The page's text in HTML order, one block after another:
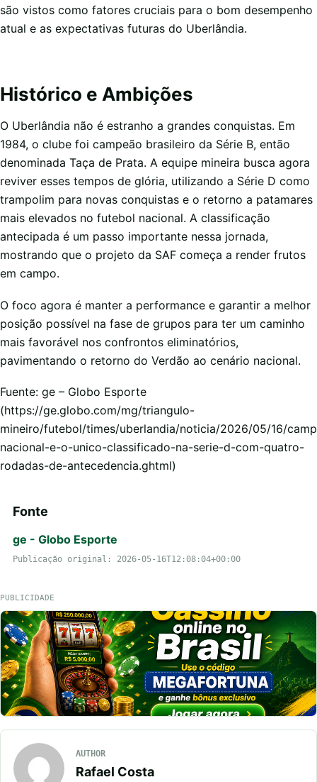
são vistos como fatores cruciais para o bom desempenho
atual e as expectativas futuras do Uberlândia.
Histórico e Ambições
O Uberlândia não é estranho a grandes conquistas. Em
1984, o clube foi campeão brasileiro da Série B, então
denominada Taça de Prata. A equipe mineira busca agora
reviver esses tempos de glória, utilizando a Série D como
trampolim para novas conquistas e o retorno a patamares
mais elevados no futebol nacional. A classificação
antecipada é um passo importante nessa jornada,
mostrando que o projeto da SAF começa a render frutos
em campo.
O foco agora é manter a performance e garantir a melhor
posição possível na fase de grupos para ter um caminho
mais favorável nos confrontos eliminatórios,
pavimentando o retorno do Verdão ao cenário nacional.
Fuente: ge – Globo Esporte
(https://ge.globo.com/mg/triangulo-
mineiro/futebol/times/uberlandia/noticia/2026/05/16/
nacional-e-o-unico-classificado-na-serie-d-com-quatro-
rodadas-de-antecedencia.ghtml)
Fonte
ge - Globo Esporte
Publicação original: 2026-05-16T12:08:04+00:00
PUBLICIDADE
AUTHOR
Rafael Costa